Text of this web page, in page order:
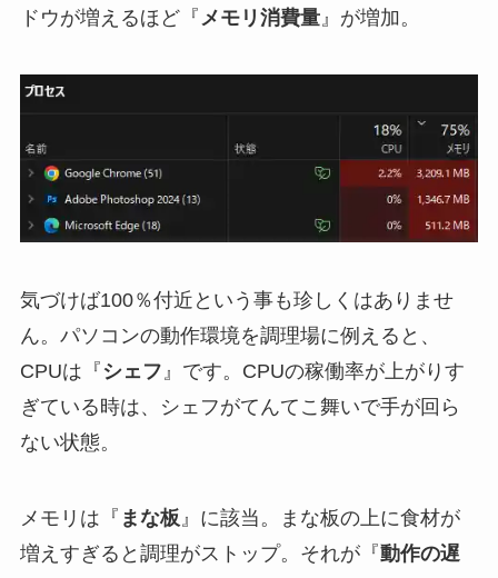
ドウが増えるほど『 メモリ消費量』が増加。
気づけば100％付近という事も珍しくはありませ
ん。パソコンの動作環境を調理場に例えると、
CPUは『 シェフ』です。CPUの稼働率が上がりす
ぎている時は、シェフがてんてこ舞いで手が回ら
ない状態。
メモリは『 まな板 』に該当。まな板の上に食材が
増えすぎると調理がストップ。それが『動作の遅